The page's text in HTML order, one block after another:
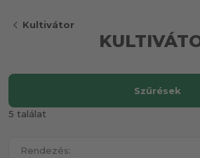
chevron_left Kultivátor
5 találat
Rendezés:
Szűrések